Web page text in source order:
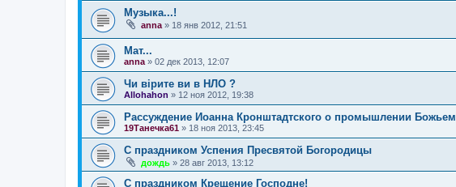
Музыка...!
anna » 18 янв 2012, 21:51
Мат...
anna » 02 дек 2013, 12:07
Чи вірите ви в НЛО ?
Allohahon » 12 ноя 2012, 19:38
Рассуждение Иоанна Кронштадтского о промышлении Божьем
19Танечка61 » 18 ноя 2013, 23:45
С праздником Успения Пресвятой Богородицы
дождь » 28 авг 2013, 13:12
С праздником Крещение Господне!